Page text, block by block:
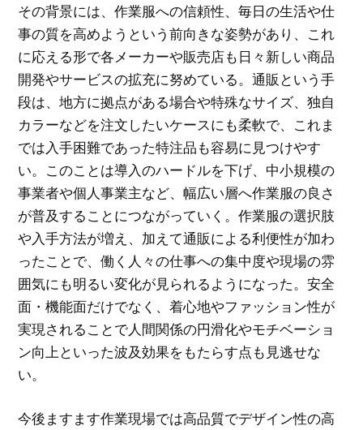
その背景には、作業服への信頼性、毎日の生活や仕
事の質を高めようという前向きな姿勢があり、これ
に応える形で各メーカーや販売店も日々新しい商品
開発やサービスの拡充に努めている。通販という手
段は、地方に拠点がある場合や特殊なサイズ、独自
カラーなどを注文したいケースにも柔軟で、これま
では入手困難であった特注品も容易に見つけやす
い。このことは導入のハードルを下げ、中小規模の
事業者や個人事業主など、幅広い層へ作業服の良さ
が普及することにつながっていく。作業服の選択肢
や入手方法が増え、加えて通販による利便性が加わ
ったことで、働く人々の仕事への集中度や現場の雰
囲気にも明るい変化が見られるようになった。安全
面・機能面だけでなく、着心地やファッション性が
実現されることで人間関係の円滑化やモチベーショ
ン向上といった波及効果をもたらす点も見逃せな
い。
今後ますます作業現場では高品質でデザイン性の高